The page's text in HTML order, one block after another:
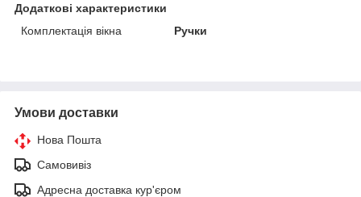
Додаткові характеристики
Комплектація вікна
Ручки
Умови доставки
Нова Пошта
Самовивіз
Адресна доставка кур'єром